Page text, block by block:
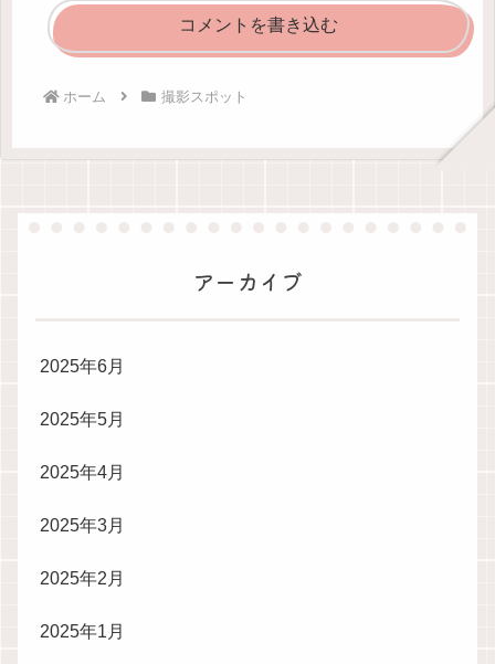
コメントを書き込む
ホーム 撮影スポット
アーカイブ
2025年6月
2025年5月
2025年4月
2025年3月
2025年2月
2025年1月